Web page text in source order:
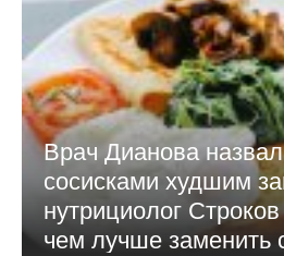
Врач Дианова
сосисками худшим
нутрициолог
чем лучше заменить